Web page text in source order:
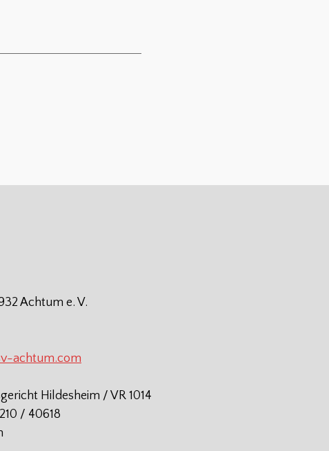
Achtum e. V.
achtum.com
Hildesheim / VR 1014
/ 40618